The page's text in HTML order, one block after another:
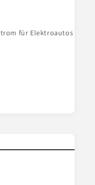
für Elektroautos